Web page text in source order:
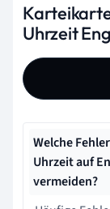
Uhrzeit
Welche
Uhrzeit auf
vermeiden?